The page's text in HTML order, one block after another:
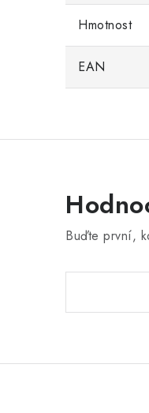
Hmotnost
EAN
Buďte první,